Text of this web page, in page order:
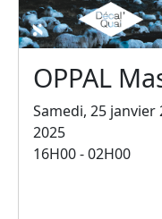
OPPAL
Samedi, 25
2025
16H00 - 02H00